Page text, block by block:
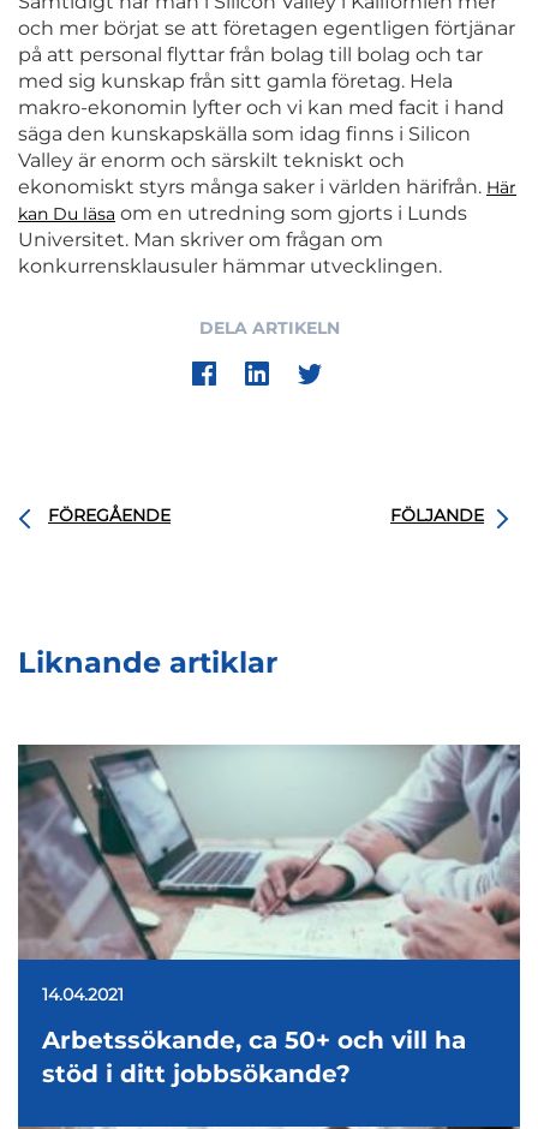
och mer börjat se att företagen egentligen förtjänar
på att personal flyttar från bolag till bolag och tar
med sig kunskap från sitt gamla företag. Hela
makro-ekonomin lyfter och vi kan med facit i hand
säga den kunskapskälla som idag finns i Silicon
Valley är enorm och särskilt tekniskt och
ekonomiskt styrs många saker i världen härifrån. Här
kan Du läsa om en utredning som gjorts i Lunds
Universitet. Man skriver om frågan om
konkurrensklausuler hämmar utvecklingen.
DELA ARTIKELN
FÖREGÅENDE FÖLJANDE
Liknande artiklar
14.04.2021
Arbetssökande, ca 50+ och vill ha
stöd i ditt jobbsökande?